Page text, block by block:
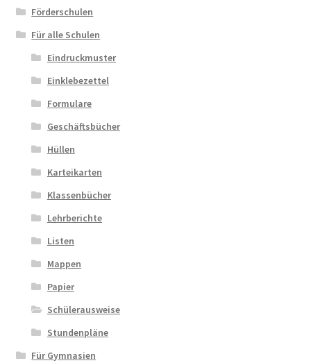
Förderschulen
Für alle Schulen
Eindruckmuster
Einklebezettel
Formulare
Geschäftsbücher
Hüllen
Karteikarten
Klassenbücher
Lehrberichte
Listen
Mappen
Papier
Schülerausweise
Stundenpläne
Für Gymnasien